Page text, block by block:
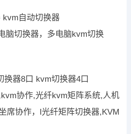
kvm自动切换器
脑切换器，多电脑kvm切换
换器8口 kvm切换器4口
协作,光纤kvm矩阵系统,人机
席协作，l光纤矩阵切换器,KVM